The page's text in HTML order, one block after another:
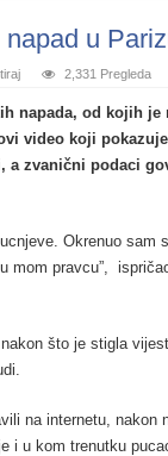
u
2,331 Pregleda
napada, od kojih
video koji
a zvanični podaci
Okrenuo
mom pravcu”,
što je stigla
na internetu, nakon
i u kom trenutku